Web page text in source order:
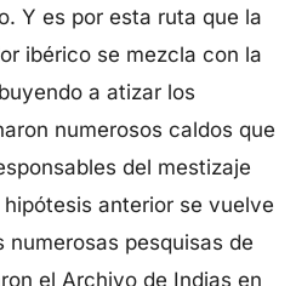
Y es por esta ruta que la
ibérico se mezcla con la
a atizar los
numerosos caldos que
del mestizaje
anterior se vuelve
numerosas pesquisas de
el Archivo de Indias en